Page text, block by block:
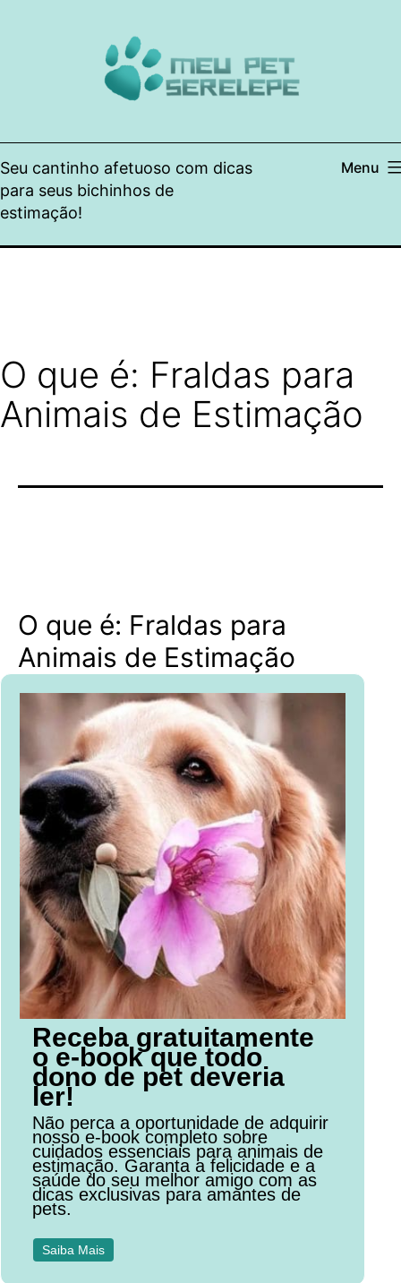
Seu cantinho afetuoso com dicas
para seus bichinhos de
estimação!
Menu
O que é: Fraldas para
Animais de Estimação
O que é: Fraldas para
Animais de Estimação
Receba gratuitamente
o e-book que todo
dono de pet deveria
ler!
Não perca a oportunidade de adquirir
nosso e-book completo sobre
cuidados essenciais para animais de
estimação. Garanta a felicidade e a
saúde do seu melhor amigo com as
dicas exclusivas para amantes de
pets.
Saiba Mais